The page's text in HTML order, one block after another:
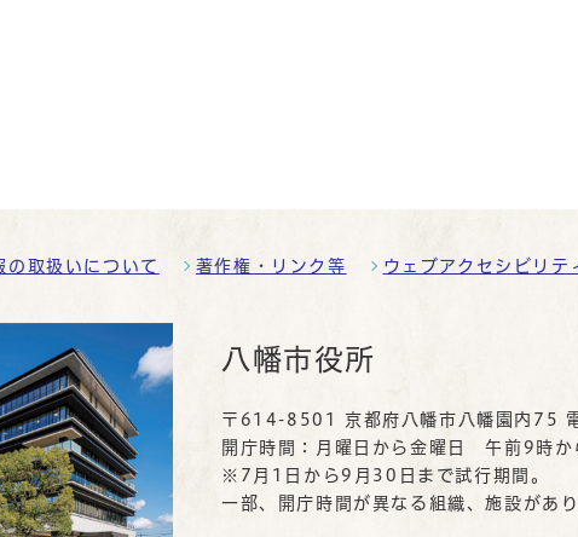
の取扱いについて 著作権・リンク等 ウェブアクセシビリテ
八幡市役所
〒614-8501 京都府八幡市八幡園内75 電
開庁時間：月曜日から金曜日 午前9時か
※7月1日から9月30日まで試行期間。
一部、開庁時間が異なる組織、施設があり